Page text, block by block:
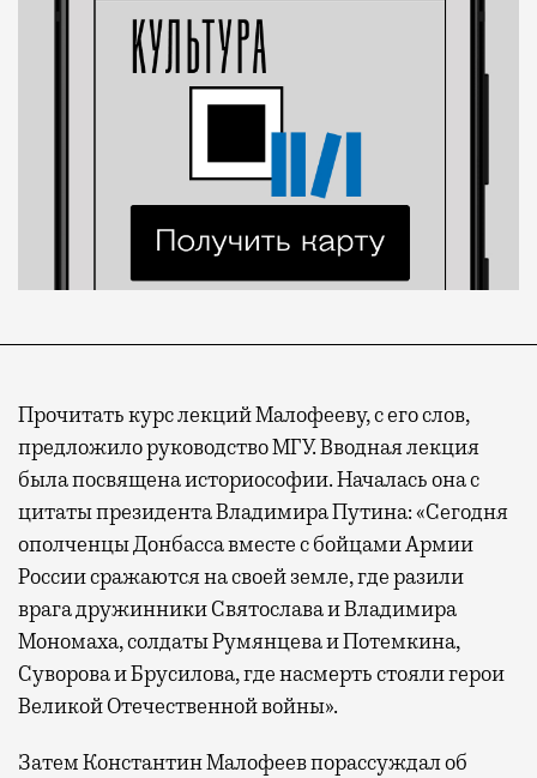
Прочитать курс лекций Малофееву, с его слов,
предложило руководство МГУ. Вводная лекция
была посвящена историософии. Началась она с
цитаты президента Владимира Путина: «Сегодня
ополченцы Донбасса вместе с бойцами Армии
России сражаются на своей земле, где разили
врага дружинники Святослава и Владимира
Мономаха, солдаты Румянцева и Потемкина,
Суворова и Брусилова, где насмерть стояли герои
Великой Отечественной войны».
Затем Константин Малофеев порассуждал об